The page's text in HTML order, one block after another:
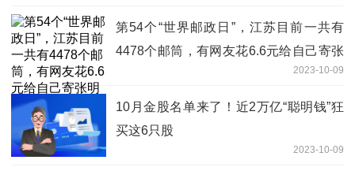
第54个“世界邮政日”，江苏目前一共有
4478个邮筒，有网友花6.6元给自己寄张
2023-10-09
10月金股名单来了！近2万亿“聪明钱”狂
买这6只股
2023-10-09